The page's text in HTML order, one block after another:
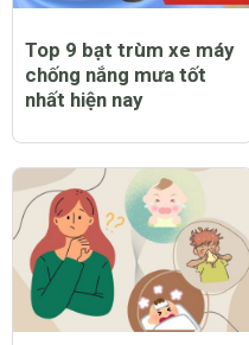
Top 9 bạt trùm xe máy
chống nắng mưa tốt
nhất hiện nay